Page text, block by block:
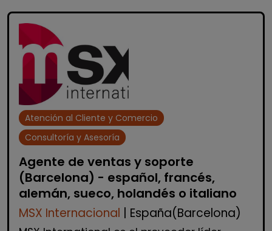
Atención al Cliente y Comercio
Consultoría y Asesoría
Agente de ventas y soporte
(Barcelona) - español, francés,
alemán, sueco, holandés o italiano
MSX Internacional | España(Barcelona)